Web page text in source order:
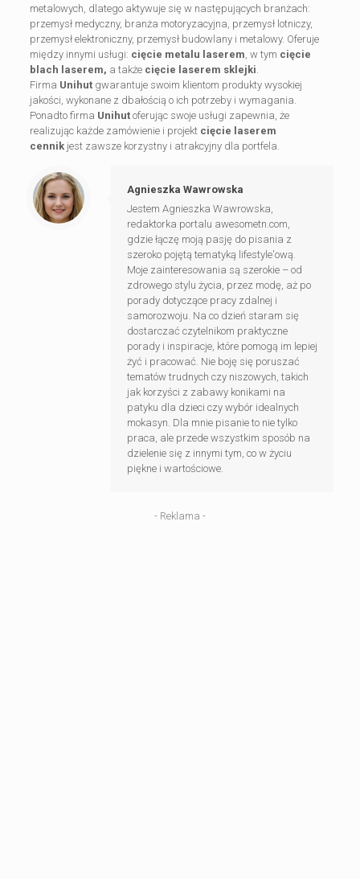
metalowych, dlatego aktywuje się w następujących branżach:
przemysł medyczny, branża motoryzacyjna, przemysł lotniczy,
przemysł elektroniczny, przemysł budowlany i metalowy. Oferuje
między innymi usługi: cięcie metalu laserem, w tym cięcie
blach laserem, a takżecięcie laserem sklejki.
Firma Unihutgwarantuje swoim klientom produkty wysokiej
jakości, wykonane z dbałością o ich potrzeby i wymagania.
Ponadto firma Unihutoferując swoje usługi zapewnia, że
realizując każde zamówienie i projekt cięcie laserem
cennikjest zawsze korzystny i atrakcyjny dla portfela.
Agnieszka Wawrowska
Jestem Agnieszka Wawrowska,
redaktorka portalu awesometn.com,
gdzie łączę moją pasję do pisania z
szeroko pojętą tematyką lifestyle'ową.
Moje zainteresowania są szerokie – od
zdrowego stylu życia, przez modę, aż po
porady dotyczące pracy zdalnej i
samorozwoju. Na co dzień staram się
dostarczać czytelnikom praktyczne
porady i inspiracje, które pomogą im lepiej
żyć i pracować. Nie boję się poruszać
tematów trudnych czy niszowych, takich
jak korzyści z zabawy konikami na
patyku dla dzieci czy wybór idealnych
mokasyn. Dla mnie pisanie to nie tylko
praca, ale przede wszystkim sposób na
dzielenie się z innymi tym, co w życiu
piękne i wartościowe.
- Reklama -